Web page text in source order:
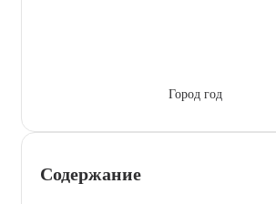
Город год
Содержание